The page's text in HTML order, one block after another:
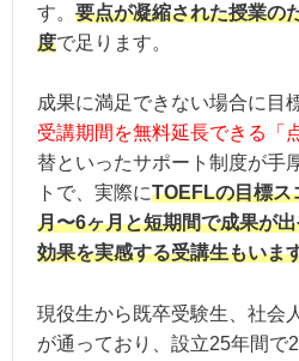
す。 要点が凝縮された授業の
度で足ります。
成果に満足できない場合に目
受講期間を無料延長できる「
替といったサポート制度が手
トで、実際にTOEFLの目標ス
月〜6ヶ月と短期間で成果が
効果を実感する受講生もいま
現役生から既卒受験生、社会
が通っており、設立25年間で